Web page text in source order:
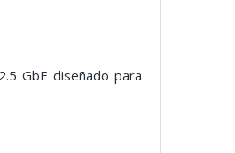
GbE diseñado para